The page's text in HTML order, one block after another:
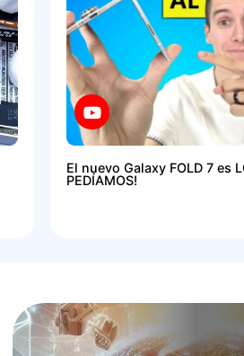
El nuevo Galaxy FOLD 7 es
PEDÍAMOS!